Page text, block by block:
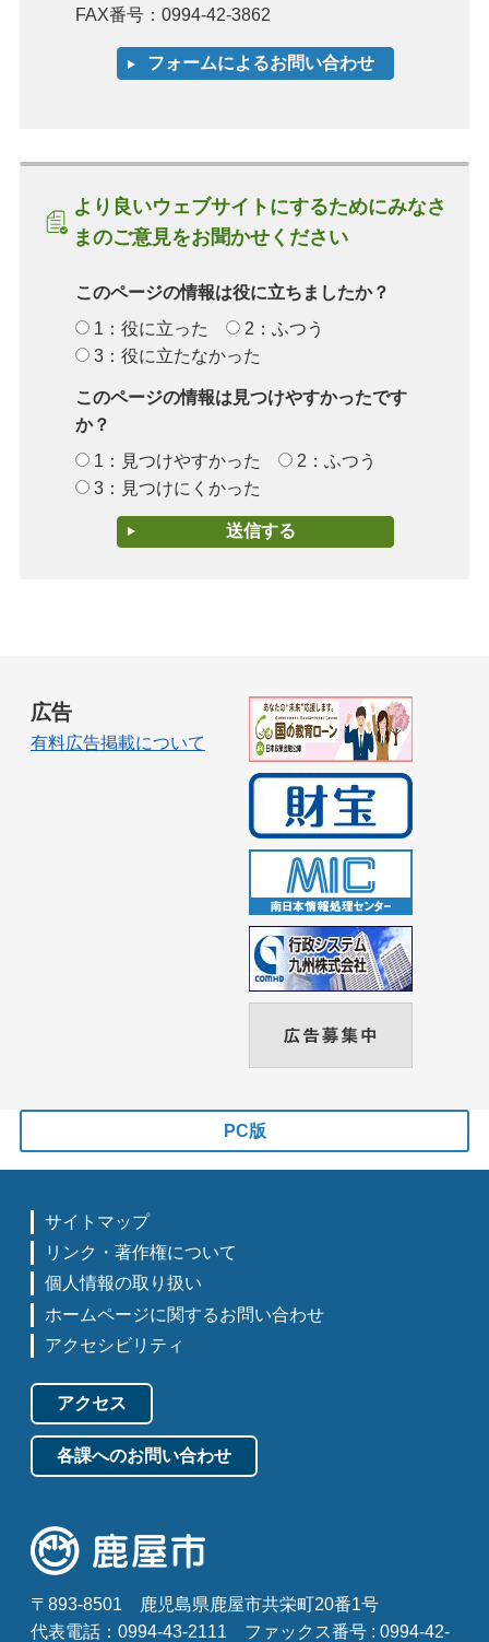
FAX番号：0994-42-3862
より良いウェブサイトにするためにみなさ
まのご意見をお聞かせください
このページの情報は役に立ちましたか？
1：役に立った
2：ふつう
3：役に立たなかった
このページの情報は見つけやすかったです
か？
1：見つけやすかった
2：ふつう
3：見つけにくかった
広告
有料広告掲載について
PC版
サイトマップ
リンク・著作権について
個人情報の取り扱い
ホームページに関するお問い合わせ
アクセシビリティ
アクセス
各課へのお問い合わせ
〒893-8501
鹿児島県鹿屋市共栄町20番1号
代表電話：0994-43-2111
ファックス番号 : 0994-42-